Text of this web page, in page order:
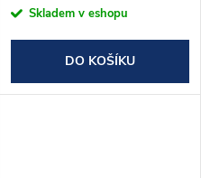
Skladem v eshopu
DO KOŠÍKU